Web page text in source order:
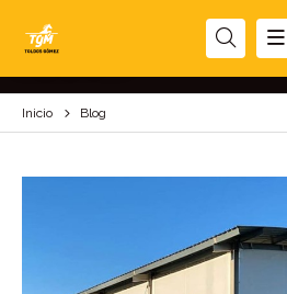
BLOG
Inicio Blog